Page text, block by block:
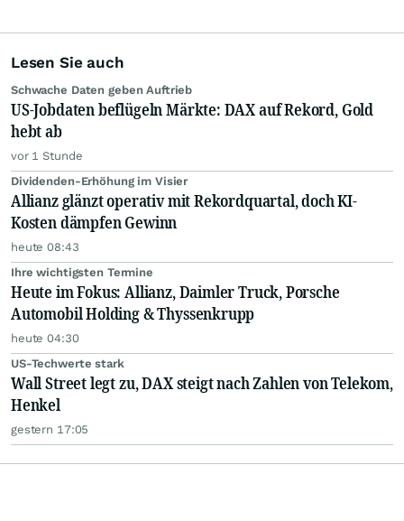
Lesen Sie auch
Schwache Daten geben Auftrieb
US-Jobdaten beflügeln Märkte: DAX auf Rekord, Gold
hebt ab
vor 1 Stunde
Dividenden-Erhöhung im Visier
Allianz glänzt operativ mit Rekordquartal, doch KI-
Kosten dämpfen Gewinn
heute 08:43
Ihre wichtigsten Termine
Heute im Fokus: Allianz, Daimler Truck, Porsche
Automobil Holding & Thyssenkrupp
heute 04:30
US-Techwerte stark
Wall Street legt zu, DAX steigt nach Zahlen von Telekom,
Henkel
gestern 17:05